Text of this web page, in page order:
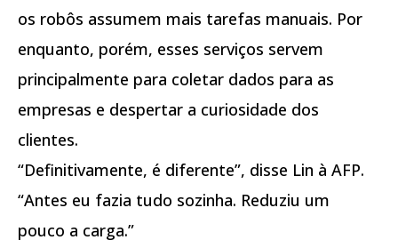
os robôs assumem mais tarefas manuais. Por
enquanto, porém, esses serviços servem
principalmente para coletar dados para as
empresas e despertar a curiosidade dos
clientes.
“Definitivamente, é diferente”, disse Lin à AFP.
“Antes eu fazia tudo sozinha. Reduziu um
pouco a carga.”